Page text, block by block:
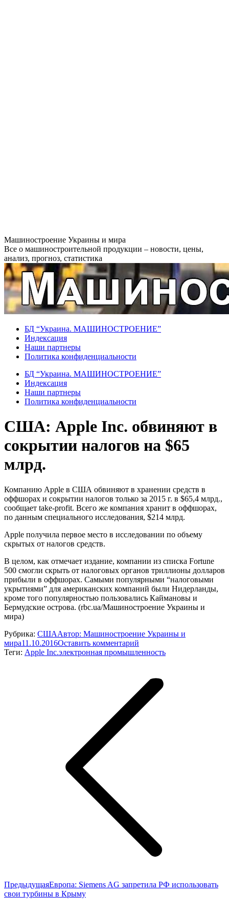
Перейти
к
содержанию
Машиностроение Украины и мира
Все о машиностроительной продукции – новости, цены,
анализ, прогноз, статистика
БД “Украина. МАШИНОСТРОЕНИЕ”
Индекcация
Наши партнеры
Политика конфиденциальности
БД “Украина. МАШИНОСТРОЕНИЕ”
Индекcация
Наши партнеры
Политика конфиденциальности
США: Apple Inc. обвиняют в
сокрытии налогов на $65
млрд.
Компанию Apple в США обвиняют в хранении средств в
оффшорах и сокрытии налогов только за 2015 г. в $65,4 млрд.,
сообщает take-profit. Всего же компания хранит в оффшорах,
по данным специального исследования, $214 млрд.
Apple получила первое место в исследовании по объему
скрытых от налогов средств.
В целом, как отмечает издание, компании из списка Fortune
500 смогли скрыть от налоговых органов триллионы долларов
прибыли в оффшорах. Самыми популярными “налоговыми
укрытиями” для американских компаний были Нидерланды,
кроме того популярностью пользовались Каймановы и
Бермудские острова. (rbc.ua/Машиностроение Украины и
мира)
Рубрика: СШААвтор: Машиностроение Украины и
мира11.10.2016Оставить комментарий
Теги: Apple Inc.электронная промышленность
ПредыдущаяПредыдущая
запись:
Европа: Siemens AG запретила РФ использовать
свои турбины в Крыму